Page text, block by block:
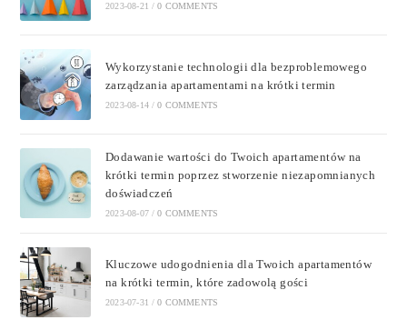
2023-08-21 / 0 COMMENTS
Wykorzystanie technologii dla bezproblemowego
zarządzania apartamentami na krótki termin
2023-08-14 / 0 COMMENTS
Dodawanie wartości do Twoich apartamentów na
krótki termin poprzez stworzenie niezapomnianych
doświadczeń
2023-08-07 / 0 COMMENTS
Kluczowe udogodnienia dla Twoich apartamentów
na krótki termin, które zadowolą gości
2023-07-31 / 0 COMMENTS